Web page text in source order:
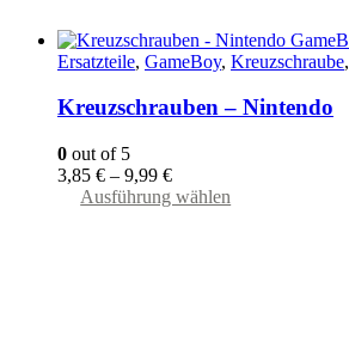
Ersatzteile, GameBoy, Kreuzschraube,
Kreuzschrauben – Nintendo
0 out of 5
3,85 € – 9,99 €
Ausführung wählen